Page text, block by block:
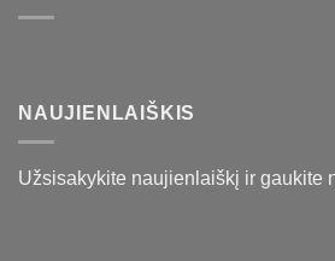
NAUJIENLAIŠKIS
Užsisakykite naujienlaiškį ir gaukite